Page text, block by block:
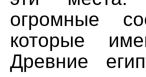
огромные
которые
Древние